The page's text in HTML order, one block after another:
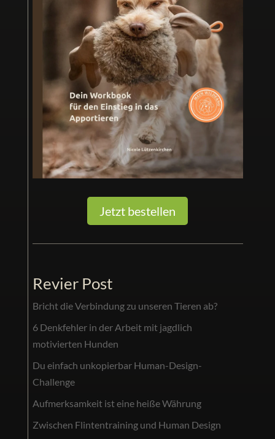
Jetzt bestellen
Revier Post
Bricht die Verbindung zu unseren Tieren ab?
6 Denkfehler in der Arbeit mit jagdlich
motivierten Hunden
Du einfach unkopierbar Human-Design-
Challenge
Aufmerksamkeit ist eine heiße Währung
Zwischen Flintentraining und Human Design